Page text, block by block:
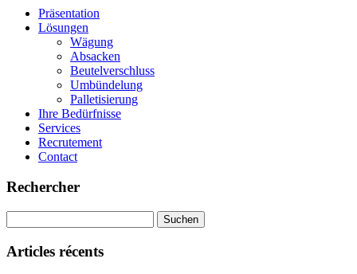
Präsentation
Lösungen
Wägung
Absacken
Beutelverschluss
Umbündelung
Palletisierung
Ihre Bedürfnisse
Services
Recrutement
Contact
Rechercher
nach:
Articles récents